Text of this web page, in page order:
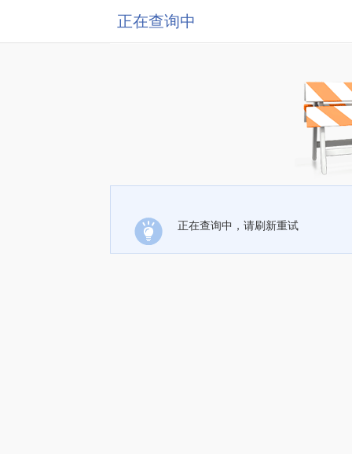
正在查询中
正在查询中，请刷新重试